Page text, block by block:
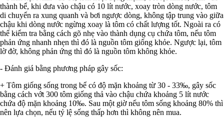
thành bể, khi đưa vào chậu có 10 lít nước, xoay tròn dòng nước, tôm
di chuyển ra xung quanh và bơi ngược dòng, không tập trung vào giữa
chậu khi dòng nước ngừng xoay là tôm có chất lượng tốt. Ngoài ra có
thể kiểm tra bằng cách gõ nhẹ vào thành dụng cụ chứa tôm, nếu tôm
phản ứng nhanh nhẹn thì đó là nguồn tôm giống khỏe. Ngược lại, tôm
lờ đờ, không phản ứng thì đó là nguồn tôm không khỏe.
- Đánh giá bằng phương pháp gây sốc:
+ Tôm giống sống trong bể có độ mặn khoảng từ 30 - 33‰, gây sốc
bằng cách vớt 300 tôm giống thả vào chậu chứa khoảng 5 lít nước
chứa độ mặn khoảng 10‰. Sau một giờ nếu tôm sống khoảng 80% thì
nên lựa chọn, nếu tỷ lệ sống thấp hơn thì không nên mua.